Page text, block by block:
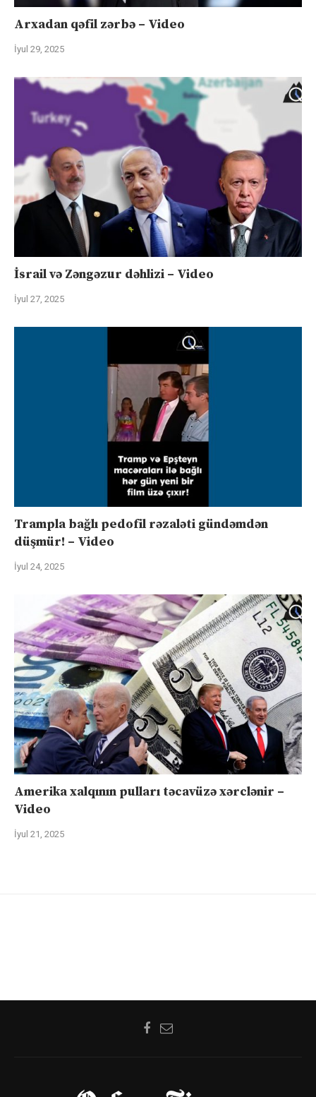
Arxadan qəfil zərbə – Video
İyul 29, 2025
İsrail və Zəngəzur dəhlizi – Video
İyul 27, 2025
Trampla bağlı pedofil rəzaləti gündəmdən
düşmür! – Video
İyul 24, 2025
Amerika xalqının pulları təcavüzə xərclənir –
Video
İyul 21, 2025